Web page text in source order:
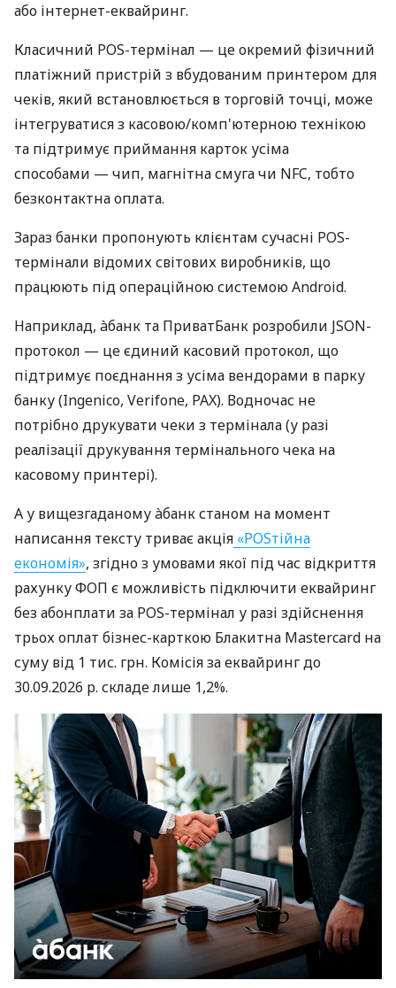
або інтернет-еквайринг.
Класичний POS-термінал — це окремий фізичний
платіжний пристрій з вбудованим принтером для
чеків, який встановлюється в торговій точці, може
інтегруватися з касовою/комп'ютерною технікою
та підтримує приймання карток усіма
способами — чип, магнітна смуга чи NFC, тобто
безконтактна оплата.
Зараз банки пропонують клієнтам сучасні POS-
термінали відомих світових виробників, що
працюють під операційною системою Android.
Наприклад, àбанк та ПриватБанк розробили JSON-
протокол — це єдиний касовий протокол, що
підтримує поєднання з усіма вендорами в парку
банку (Ingenico, Verifone, PAX). Водночас не
потрібно друкувати чеки з термінала (у разі
реалізації друкування термінального чека на
касовому принтері).
А у вищезгаданому àбанк станом на момент
написання тексту триває акція «POSтійна
економія», згідно з умовами якої під час відкриття
рахунку ФОП є можливість підключити еквайринг
без абонплати за POS-термінал у разі здійснення
трьох оплат бізнес-карткою Блакитна Mastercard на
суму від 1 тис. грн. Комісія за еквайринг до
30.09.2026 р. складе лише 1,2%.